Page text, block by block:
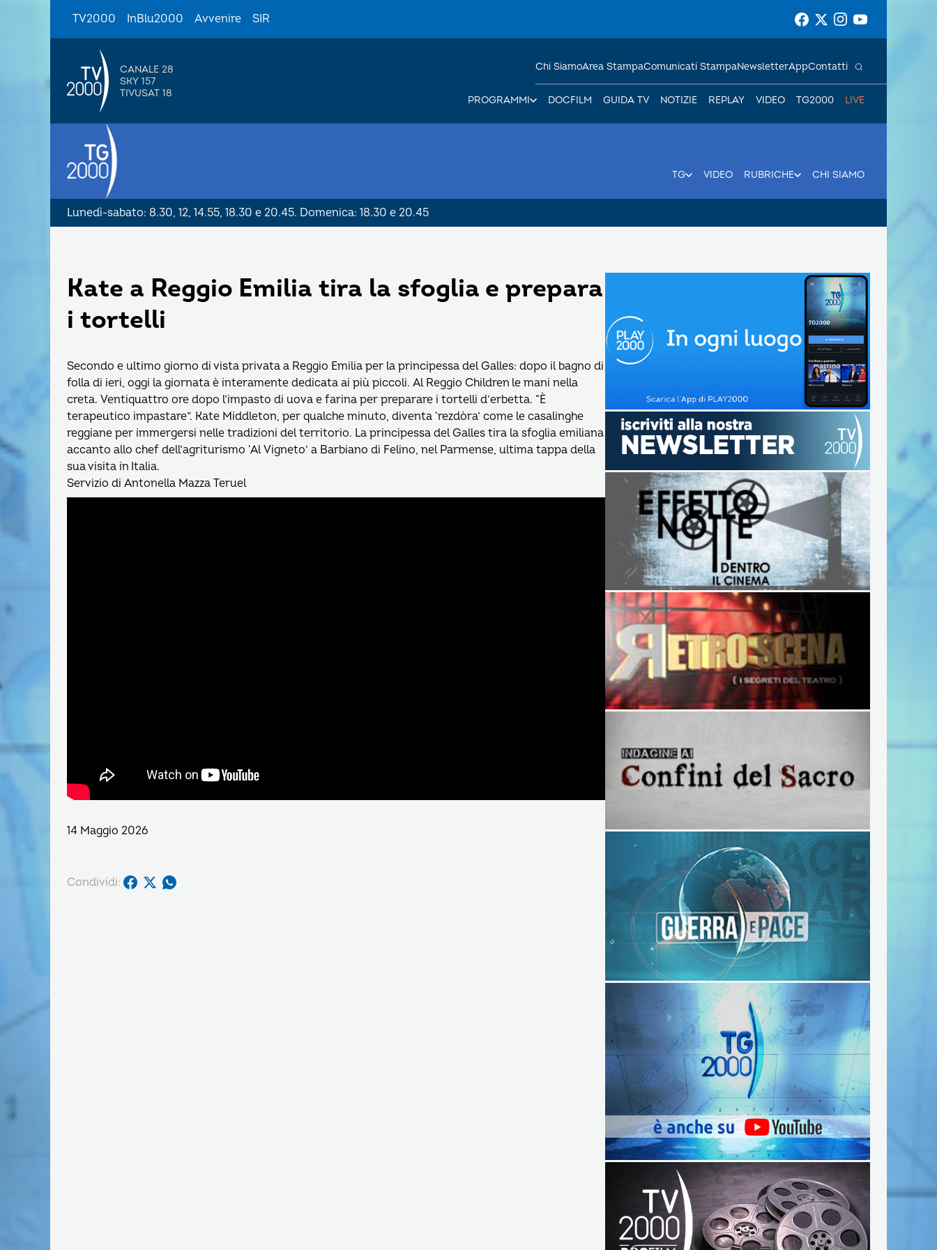
TV2000 InBlu2000 Avvenire SIR
CANALE 28
SKY 157
TIVUSAT 18
PROGRAMMI DOCFILM GUIDA TV NOTIZIE REPLAY VIDEO TG2000 LIVE
Chi SiamoArea StampaComunicati StampaNewsletterAppContatti
TG VIDEO RUBRICHE CHI SIAMO
Lunedì-sabato: 8.30, 12, 14.55, 18.30 e 20.45. Domenica: 18.30 e 20.45
Kate a Reggio Emilia tira la sfoglia e prepara
i tortelli
Secondo e ultimo giorno di vista privata a Reggio Emilia per la principessa del Galles: dopo il bagno di
folla di ieri, oggi la giornata è interamente dedicata ai più piccoli. Al Reggio Children le mani nella
creta. Ventiquattro ore dopo l’impasto di uova e farina per preparare i tortelli d’erbetta. “È
terapeutico impastare”. Kate Middleton, per qualche minuto, diventa ‘rezdòra’ come le casalinghe
reggiane per immergersi nelle tradizioni del territorio. La principessa del Galles tira la sfoglia emiliana
accanto allo chef dell’agriturismo ‘Al Vigneto’ a Barbiano di Felino, nel Parmense, ultima tappa della
sua visita in Italia.
Servizio di Antonella Mazza Teruel
14 Maggio 2026
Condividi: